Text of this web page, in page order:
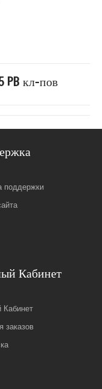
PB кл-пов
поддержки
Кабинет
Кабинет
заказов